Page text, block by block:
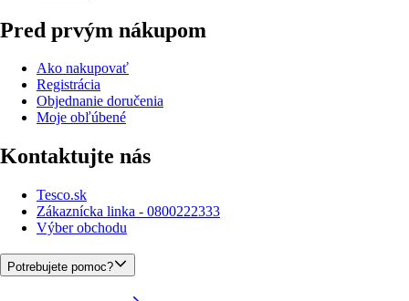
Pred prvým nákupom
Ako nakupovať
Registrácia
Objednanie doručenia
Moje obľúbené
Kontaktujte nás
Tesco.sk
Zákaznícka linka - 0800222333
Výber obchodu
Potrebujete pomoc?